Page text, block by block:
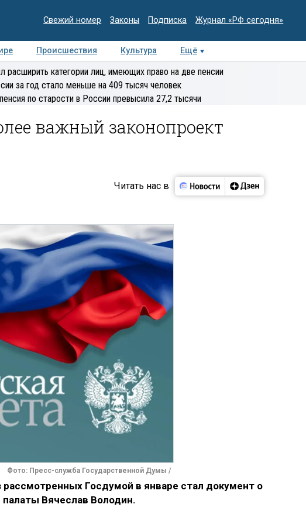
Свежий номер Законы Подписка Журнал «РФ сегодня»
Происшествия Культура Ещё
Медиацентр Интервью Колумнисты
Деловая
расширить категории лиц, имеющих право на две пенсии
за год стало меньше на 409 тысяч человек
по старости в России превысила 27,2 тысячи
важный законопроект
Читать нас в
Фото: Пресс-служба Государственной Думы /
Госдумой в январе стал документ о
Вячеслав Володин.